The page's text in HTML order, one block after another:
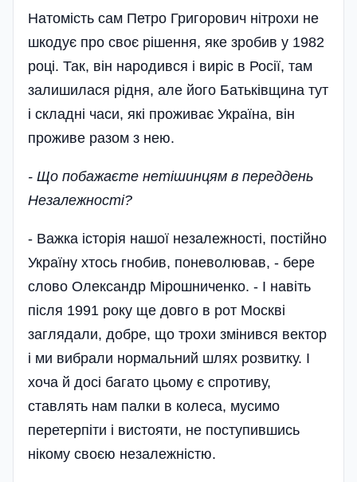
Натомість сам Петро Григорович нітрохи не
шкодує про своє рішення, яке зробив у 1982
році. Так, він народився і виріс в Росії, там
залишилася рідня, але його Батьківщина тут
і складні часи, які проживає Україна, він
проживе разом з нею.
- Що побажаєте нетішинцям в переддень
Незалежності?
- Важка історія нашої незалежності, постійно
Україну хтось гнобив, поневолював, - бере
слово Олександр Мірошниченко. - І навіть
після 1991 року ще довго в рот Москві
заглядали, добре, що трохи змінився вектор
і ми вибрали нормальний шлях розвитку. І
хоча й досі багато цьому є спротиву,
ставлять нам палки в колеса, мусимо
перетерпіти і вистояти, не поступившись
нікому своєю незалежністю.